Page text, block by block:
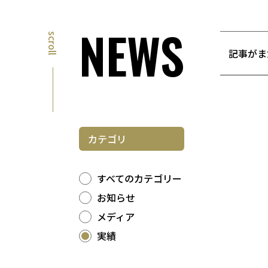
scroll NEWS
カテゴリ
すべてのカテゴリー
お知らせ
メディア
実績
―― 記事